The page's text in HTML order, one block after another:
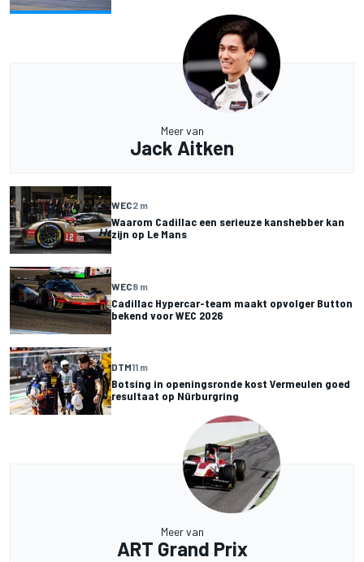
Meer van
Jack Aitken
WEC2 m
Waarom Cadillac een serieuze kanshebber kan
zijn op Le Mans
WEC8 m
Cadillac Hypercar-team maakt opvolger Button
bekend voor WEC 2026
DTM11 m
Botsing in openingsronde kost Vermeulen goed
resultaat op Nürburgring
Meer van
ART Grand Prix